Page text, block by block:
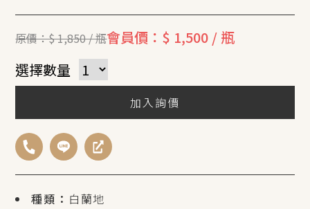
種類： 白蘭地
原價：$ 1,850 / 瓶會員價：$ 1,500 / 瓶
選擇數量
加入詢價